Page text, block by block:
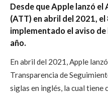
Desde que Apple lanzó
(ATT) en abril del 2021,
implementado el aviso
año.
En abril del 2021, Apple
Transparencia de
siglas en inglés, la cual